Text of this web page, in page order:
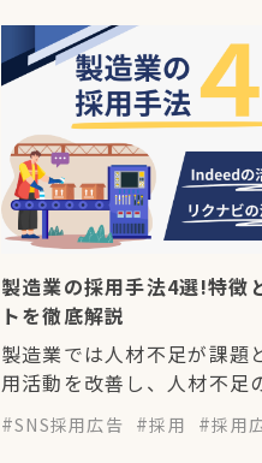
製造業の採用手法4選!特徴
トを徹底解説
製造業では人材不足が課題
用活動を改善し、人材不足
SNS採用広告 採用 採用